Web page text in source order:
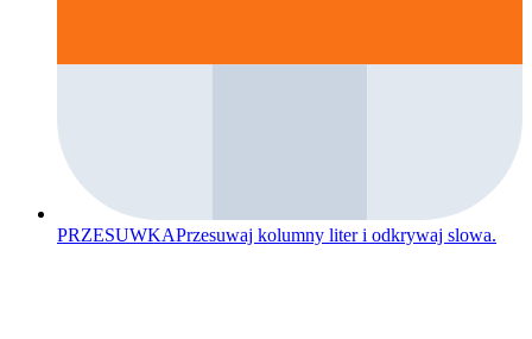
PRZESUWKAPrzesuwaj kolumny liter i odkrywaj slowa.